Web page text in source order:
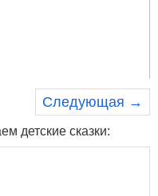
Следующая →
детские сказки: